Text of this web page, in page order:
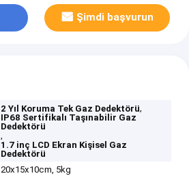
Şimdi başvurun
2 Yıl Koruma Tek Gaz Dedektörü,
IP68 Sertifikalı Taşınabilir Gaz
Dedektörü
,
1.7 inç LCD Ekran Kişisel Gaz
Dedektörü
20x15x10cm, 5kg